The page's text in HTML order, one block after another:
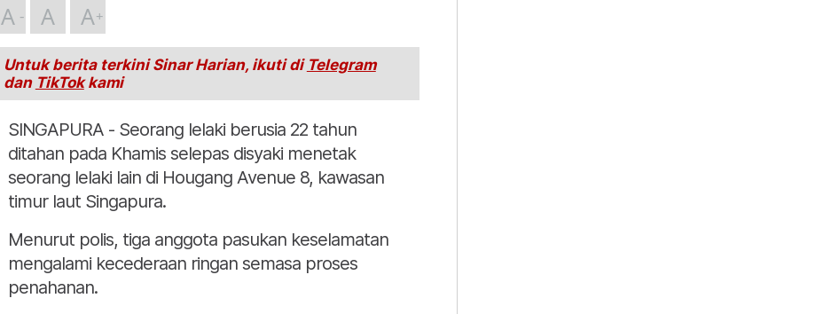
A A A
Untuk berita terkini Sinar Harian, ikuti di Telegram
dan TikTokkami
SINGAPURA - Seorang lelaki berusia 22 tahun
ditahan pada Khamis selepas disyaki menetak
seorang lelaki lain di Hougang Avenue 8, kawasan
timur laut Singapura.
Menurut polis, tiga anggota pasukan keselamatan
mengalami kecederaan ringan semasa proses
penahanan.